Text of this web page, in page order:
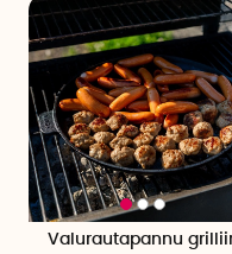
Valurautapannu